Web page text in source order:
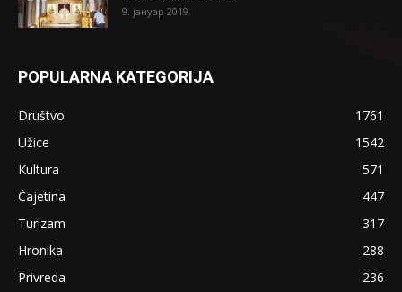
9. јануар 2019.
POPULARNA KATEGORIJA
Društvo
1761
Užice
1542
Kultura
571
Čajetina
447
Turizam
317
Hronika
288
Privreda
236